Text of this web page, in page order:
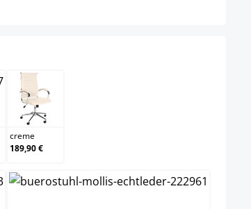
creme
creme
189,90 €